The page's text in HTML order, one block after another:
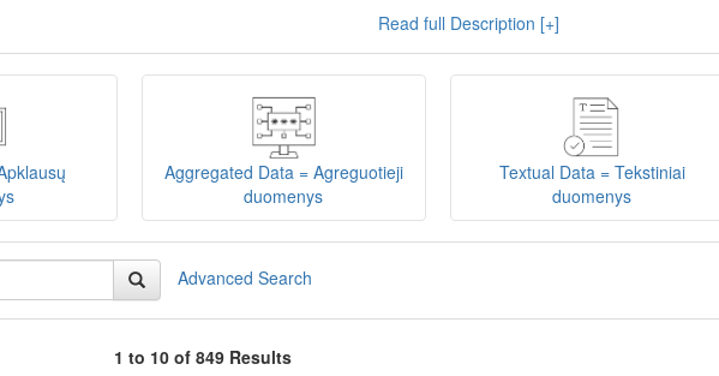
yra virtuali skaitmeninė empirinių HSM
prieigą prie daugiau nei 600 duomenų ir tyrimų išteklių. Visi duomenų ir tyrimų ištekliai yra
Kauno technologijos universiteto Duomenų analizės ir archyvavimo (DAtA)
(kol kas ne visi ištekliai prieinami, nes 2020-2029 m. vykdomas
atskiruose kataloguose pagal tipą:
Interviu duomenys
(įskaitant Žiniasklaidos tyrimus). Taip pat LiDA talpinami didelių nacionalinių projektų
institucijų deponuoti socialinių ir humanitarinių mokslų duomenų rinkiniai (Kitų
siūlome susipažinti su
LiDA Dataverse talpyklos naudotojo vadovu.
Read full Description [+]
Aggregated Data = Agreguotieji
duomenys
Textual Data = Tekstiniai
duomenys
Advanced Search
1 to 10 of 849 Results